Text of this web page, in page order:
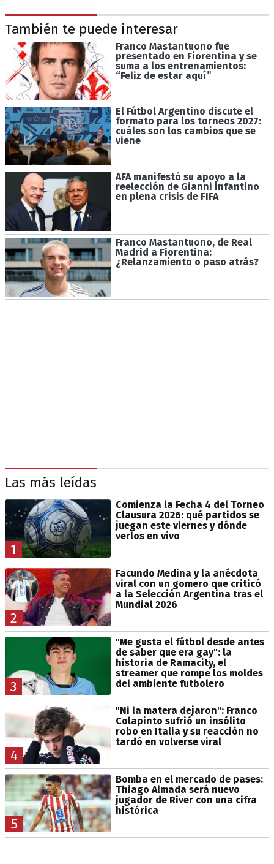
También te puede interesar
Franco Mastantuono fue
presentado en Fiorentina y se
suma a los entrenamientos:
“Feliz de estar aquí”
El Fútbol Argentino discute el
formato para los torneos 2027:
cuáles son los cambios que se
viene
AFA manifestó su apoyo a la
reelección de Gianni Infantino
en plena crisis de FIFA
Franco Mastantuono, de Real
Madrid a Fiorentina:
¿Relanzamiento o paso atrás?
Las más leídas
1
Comienza la Fecha 4 del Torneo
Clausura 2026: qué partidos se
juegan este viernes y dónde
verlos en vivo
2
Facundo Medina y la anécdota
viral con un gomero que criticó
a la Selección Argentina tras el
Mundial 2026
3
"Me gusta el fútbol desde antes
de saber que era gay": la
historia de Ramacity, el
streamer que rompe los moldes
del ambiente futbolero
4
"Ni la matera dejaron": Franco
Colapinto sufrió un insólito
robo en Italia y su reacción no
tardó en volverse viral
5
Bomba en el mercado de pases:
Thiago Almada será nuevo
jugador de River con una cifra
histórica